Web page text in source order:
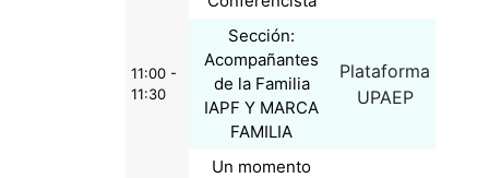
11:00 -
11:30
Sección:
Acompañantes
de la Familia
IAPF Y MARCA
FAMILIA
Plataforma
UPAEP
Un momento